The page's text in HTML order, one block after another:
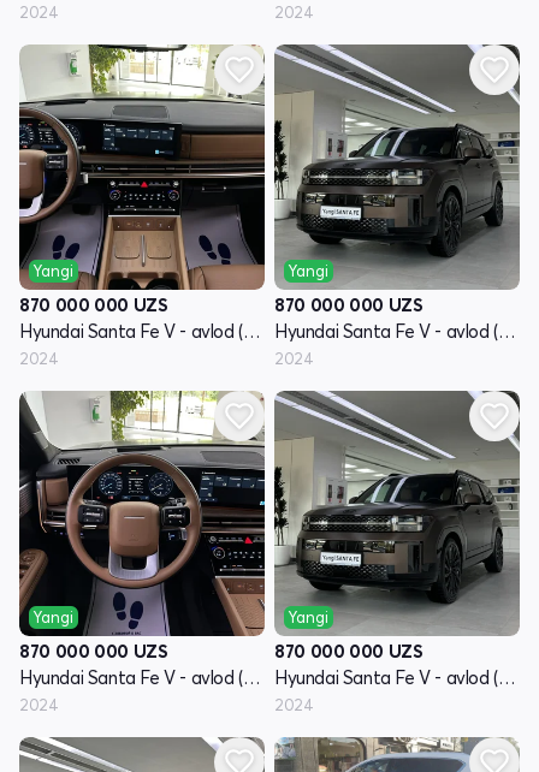
2024 2024
Yangi
870 000 000 UZS
Hyundai Santa Fe V - avlod (MX5)
2024
Yangi
870 000 000 UZS
Hyundai Santa Fe V - avlod (MX5)
2024
Yangi
870 000 000 UZS
Hyundai Santa Fe V - avlod (MX5)
2024
Yangi
870 000 000 UZS
Hyundai Santa Fe V - avlod (MX5)
2024